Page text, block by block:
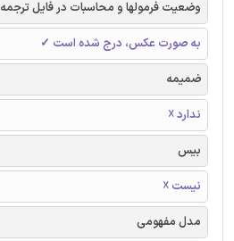
وضعیت فرمولها و محاسبات در فایل ترجمه
به صورت عکس، درج شده است ✓
ضمیمه
ندارد ☓
بیس
نیست ☓
مدل مفهومی